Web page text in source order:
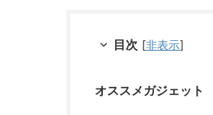
目次 [非表示]
オススメガジェット